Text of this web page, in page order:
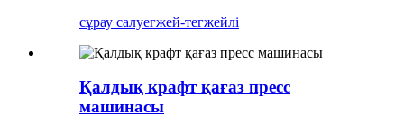
сұрау салуегжей-тегжейлі
Қалдық крафт қағаз пресс
машинасы